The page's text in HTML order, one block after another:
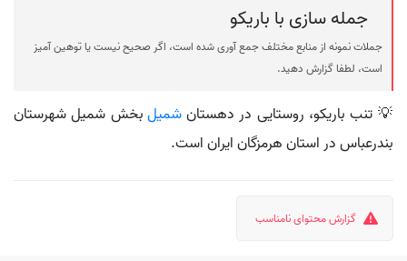
جمله سازی با باریکو
جملات نمونه از منابع مختلف جمع آوری شده است، اگر صحیح نیست یا توهین آمیز
است، لطفا گزارش دهید.
💡 تنب باریکو، روستایی در دهستانشمیلبخش شمیل شهرستان
بندرعباس در استان هرمزگان ایران است.
گزارش محتوای نامناسب